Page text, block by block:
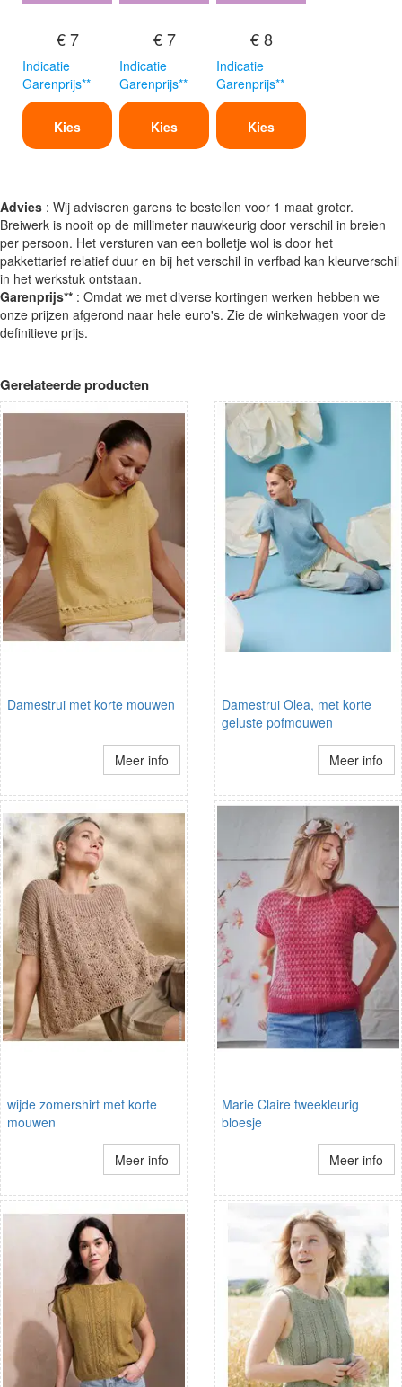
€ 7
Indicatie
Garenprijs**
Kies
€ 7
Indicatie
Garenprijs**
Kies
€ 8
Indicatie
Garenprijs**
Kies
Advies : Wij adviseren garens te bestellen voor 1 maat groter.
Breiwerk is nooit op de millimeter nauwkeurig door verschil in breien
per persoon. Het versturen van een bolletje wol is door het
pakkettarief relatief duur en bij het verschil in verfbad kan kleurverschil
in het werkstuk ontstaan.
Garenprijs** : Omdat we met diverse kortingen werken hebben we
onze prijzen afgerond naar hele euro's. Zie de winkelwagen voor de
definitieve prijs.
Gerelateerde producten
Damestrui met korte mouwen
Meer info
Damestrui Olea, met korte
geluste pofmouwen
Meer info
wijde zomershirt met korte
mouwen
Meer info
Marie Claire tweekleurig
bloesje
Meer info